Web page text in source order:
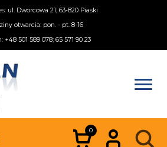
ul. Dworcowa 21, 63-820 Piaski
otwarcia: pon. - pt. 8-16
+48 501 589 078; 65 571 90 23
0